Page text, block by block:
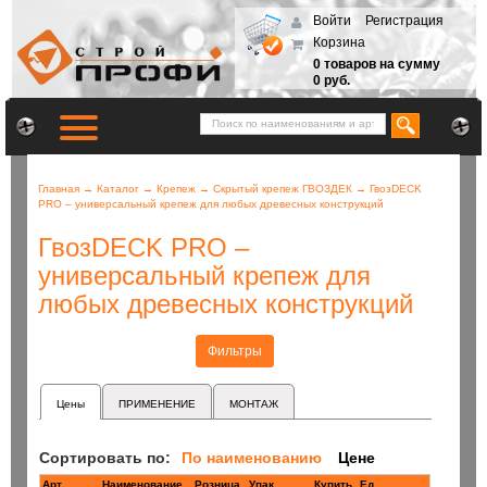
Войти
Регистрация
Корзина
0 товаров на сумму
0 руб.
Главная → Каталог → Крепеж → Скрытый крепеж ГВОЗДЕК → ГвозDECK
PRO – универсальный крепеж для любых древесных конструкций
ГвозDECK PRO –
универсальный крепеж для
любых древесных конструкций
Фильтры
Цены ПРИМЕНЕНИЕ МОНТАЖ
Сортировать по: По наименованию Цене
Арт Наименование Розница Купить Ед